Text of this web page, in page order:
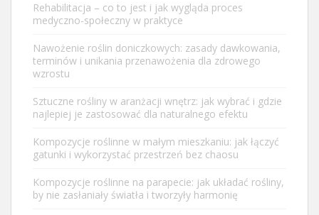
Rehabilitacja – co to jest i jak wygląda proces
medyczno-społeczny w praktyce
Nawożenie roślin doniczkowych: zasady dawkowania,
terminów i unikania przenawożenia dla zdrowego
wzrostu
Sztuczne rośliny w aranżacji wnętrz: jak wybrać i gdzie
najlepiej je zastosować dla naturalnego efektu
Kompozycje roślinne w małym mieszkaniu: jak łączyć
gatunki i wykorzystać przestrzeń bez chaosu
Kompozycje roślinne na parapecie: jak układać rośliny,
by nie zasłaniały światła i tworzyły harmonię